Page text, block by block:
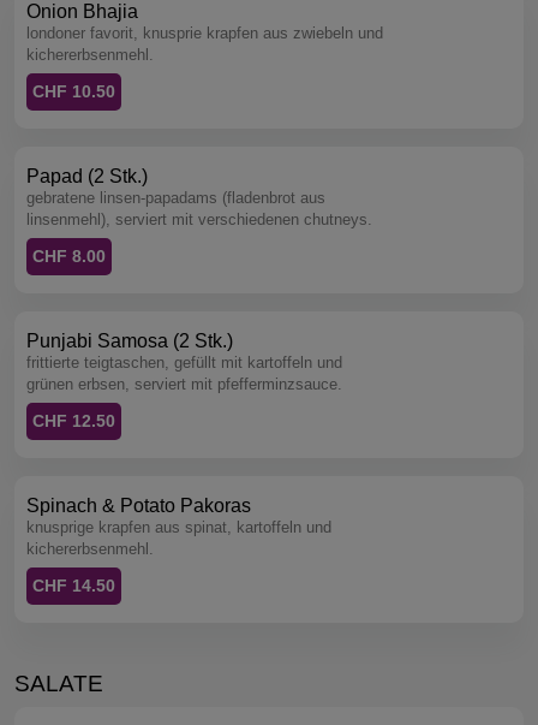
Onion Bhajia
londoner favorit, knusprie krapfen aus zwiebeln und
kichererbsenmehl.
CHF 10.50
Papad (2 Stk.)
gebratene linsen-papadams (fladenbrot aus
linsenmehl), serviert mit verschiedenen chutneys.
CHF 8.00
Punjabi Samosa (2 Stk.)
frittierte teigtaschen, gefüllt mit kartoffeln und
grünen erbsen, serviert mit pfefferminzsauce.
CHF 12.50
Spinach & Potato Pakoras
knusprige krapfen aus spinat, kartoffeln und
kichererbsenmehl.
CHF 14.50
SALATE